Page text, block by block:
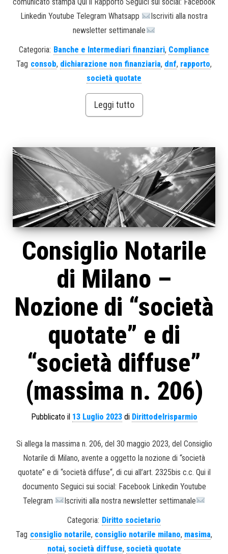
comunicato stampa Qui il Rapporto Seguici sui social: Facebook
Linkedin Youtube Telegram Whatsapp
Iscriviti alla nostra
newsletter settimanale
Categoria: Banche e Intermediari finanziari, Compliance
Tag consob, dichiarazione non finanziaria, dnf, rapporto,
società quotate
Leggi tutto
Consiglio Notarile
di Milano –
Nozione di “società
quotate” e di
“società diffuse”
(massima n. 206)
Pubblicato il 13 Luglio 2023di Dirittodelrisparmio
Si allega la massima n. 206, del 30 maggio 2023, del Consiglio
Notarile di Milano, avente a oggetto la nozione di “società
quotate” e di “società diffuse“, di cui all’art. 2325bis c.c. Qui il
documento Seguici sui social: Facebook Linkedin Youtube
Telegram
Iscriviti alla nostra newsletter settimanale
Categoria: Diritto societario
Tag consiglio notarile, consiglio notarile milano, masima,
notai, società diffuse, società quotate